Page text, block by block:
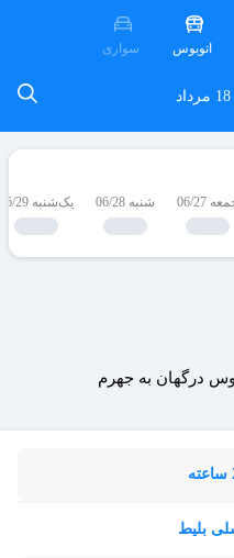
اتوبوس سواری
06/27 شنبه 06/28 یک‌شنبه 06/29
درگهان به جهرم
بلیط